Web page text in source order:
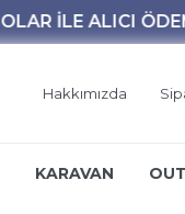
Hakkımızda
KARAVAN